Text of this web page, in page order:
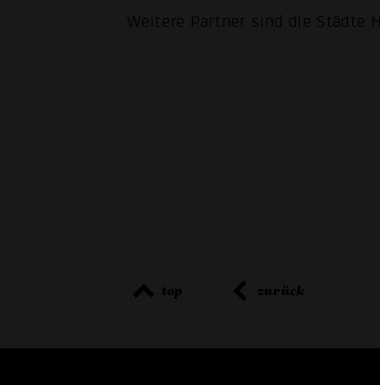
Weitere Partner sind die Städte
top zurück